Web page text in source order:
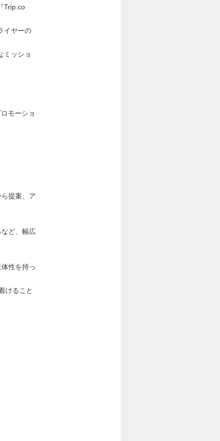
Trip.co
イヤーの
ミッショ
モーショ
提案、ア
ど、幅広
性を持っ
けること